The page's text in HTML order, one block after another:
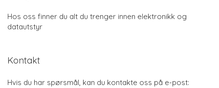
Hos oss finner du alt du trenger innen elektronikk og
datautstyr
Kontakt
Hvis du har spørsmål, kan du kontakte oss på e-post: